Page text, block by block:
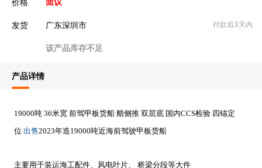
价格
发货 广东深圳市 付款后3天内
该产品库存不足
产品详情
19000吨 36米宽 前驾甲板货船 艏侧推 双层底 国内CCS检验 四锚定
位 出售2023年造19000吨近海前驾驶甲板货船
主要用于装运海工配件、风电叶片、 桥梁分段等大件